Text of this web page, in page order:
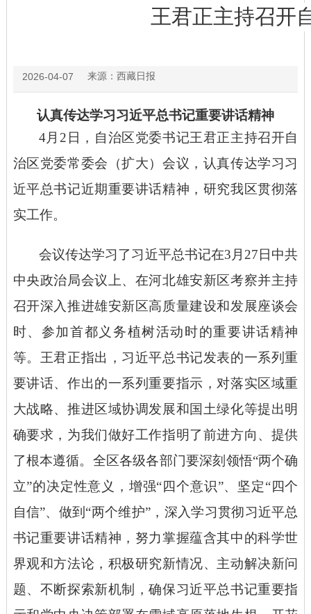
王君正主持召开
2026-04-07 来源： 西藏日报
认真传达学习习近平总书记重要讲话精神
4月2日，自治区党委书记王君正主持召开自
治区党委常委会（扩大）会议，认真传达学习习
近平总书记近期重要讲话精神，研究我区贯彻落
实工作。
会议传达学习了习近平总书记在3月27日中共
中央政治局会议上、在河北雄安新区考察并主持
召开深入推进雄安新区高质量建设和发展座谈会
时、参加首都义务植树活动时的重要讲话精神
等。王君正指出，习近平总书记发表的一系列重
要讲话、作出的一系列重要指示，对落实区域重
大战略、推进区域协调发展和国土绿化等提出明
确要求，为我们做好工作指明了前进方向、提供
了根本遵循。全区各级各部门要深刻领悟“两个确
立”的决定性意义，增强“四个意识”、坚定“四个
自信”、做到“两个维护”，深入学习贯彻习近平总
书记重要讲话精神，努力掌握蕴含其中的科学世
界观和方法论，积极研究新情况、主动解决新问
题、不断探索新机制，确保习近平总书记重要指